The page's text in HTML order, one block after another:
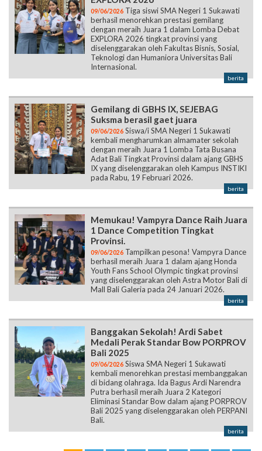
09/06/2026 Tiga siswi SMA Negeri 1 Sukawati
berhasil menorehkan prestasi gemilang
dengan meraih Juara 1 dalam Lomba Debat
EXPLORA 2026 tingkat provinsi yang
diselenggarakan oleh Fakultas Bisnis, Sosial,
Teknologi dan Humaniora Universitas Bali
Internasional.
berita
Gemilang di GBHS IX, SEJEBAG
Suksma berasil gaet juara
09/06/2026 Siswa/i SMA Negeri 1 Sukawati
kembali mengharumkan almamater sekolah
dengan meraih Juara 1 Lomba Tata Busana
Adat Bali Tingkat Provinsi dalam ajang GBHS
IX yang diselenggarakan oleh Kampus INSTIKI
pada Rabu, 19 Februari 2026.
berita
Memukau! Vampyra Dance Raih Juara
1 Dance Competition Tingkat
Provinsi.
09/06/2026 Tampilkan pesona! Vampyra Dance
berhasil meraih Juara 1 dalam ajang Honda
Youth Fans School Olympic tingkat provinsi
yang diselenggarakan oleh Astra Motor Bali di
Mall Bali Galeria pada 24 Januari 2026.
berita
Banggakan Sekolah! Ardi Sabet
Medali Perak Standar Bow PORPROV
Bali 2025
09/06/2026 Siswa SMA Negeri 1 Sukawati
kembali menorehkan prestasi membanggakan
di bidang olahraga. Ida Bagus Ardi Narendra
Putra berhasil meraih Juara 2 Kategori
Eliminasi Standar Bow dalam ajang PORPROV
Bali 2025 yang diselenggarakan oleh PERPANI
Bali.
berita